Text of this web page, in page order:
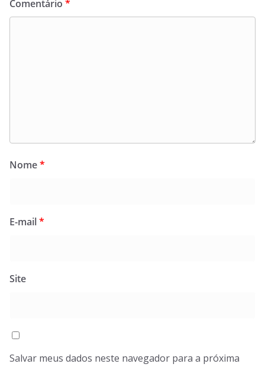
Comentário *
Nome*
E-mail*
Site
Salvar meus dados neste navegador para a próxima